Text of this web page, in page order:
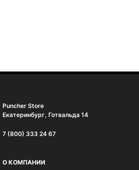
Puncher Store
Екатеринбург, Готвальда 14
7 (800) 333 24 67
О КОМПАНИИ